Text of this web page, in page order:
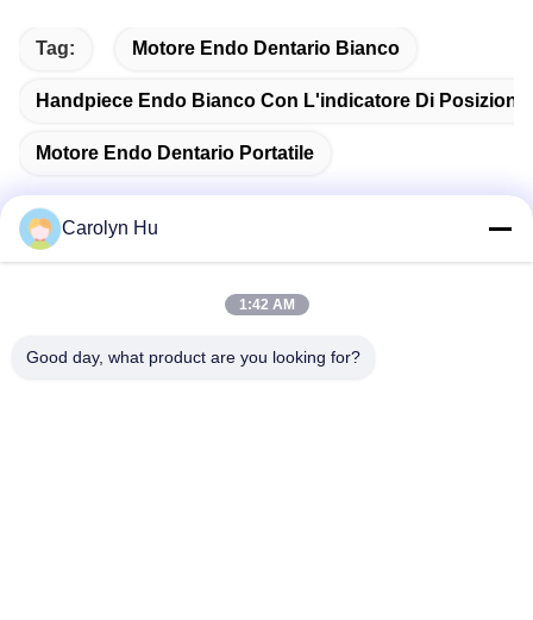
Tag: Motore Endo Dentario Bianco
Handpiece Endo Bianco Con L'indicatore Di
Motore Endo Dentario Portatile
Indirizzo
Carolyn Hu
1:42 AM
Good day, what product are you looking for?